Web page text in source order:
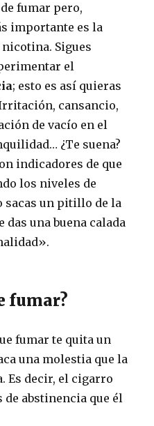
fumar pero,
importante es la
Sigues
el
; esto es así quieras
cansancio,
de vacío en el
¿Te suena?
indicadores de que
los niveles de
sacas un pitillo de la
una buena calada
fumar?
fumar te quita un
una molestia que la
Es decir, el cigarro
abstinencia que él